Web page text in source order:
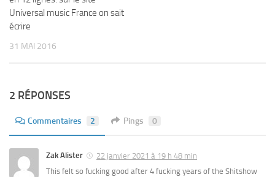
Universal music France on sait
écrire
31 MAI 2016
2 RÉPONSES
Commentaires 2 Pings 0
Zak Alister
22 janvier 2021 à 19 h 48 min
This felt so fucking good after 4 fucking years of the Shitshow